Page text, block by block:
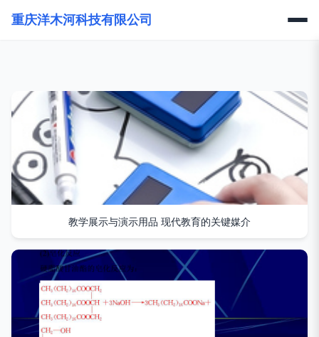
重庆洋木河科技有限公司
教学展示与演示用品 现代教育的关键媒介